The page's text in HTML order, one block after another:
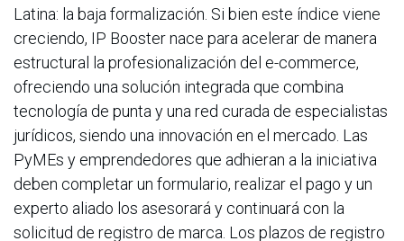
Latina: la baja formalización. Si bien este índice viene
creciendo, IP Booster nace para acelerar de manera
estructural la profesionalización del e-commerce,
ofreciendo una solución integrada que combina
tecnología de punta y una red curada de especialistas
jurídicos, siendo una innovación en el mercado. Las
PyMEs y emprendedores que adhieran a la iniciativa
deben completar un formulario, realizar el pago y un
experto aliado los asesorará y continuará con la
solicitud de registro de marca. Los plazos de registro